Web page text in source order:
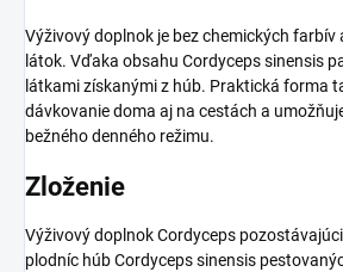
Výživový doplnok je bez chemických farbív
látok. Vďaka obsahu Cordyceps sinensis
látkami získanými z húb. Praktická forma
dávkovanie doma aj na cestách a
bežného denného režimu.
Zloženie
Výživový doplnok Cordyceps
plodníc húb Cordyceps sinensis